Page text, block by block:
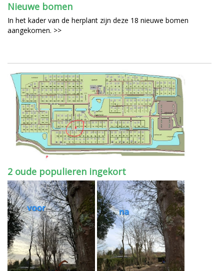
Nieuwe bomen
In het kader van de herplant zijn deze 18 nieuwe bomen
aangekomen. >>
2 oude populieren ingekort